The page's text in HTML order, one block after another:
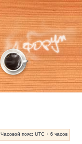
Часовой пояс: UTC + 6 часов